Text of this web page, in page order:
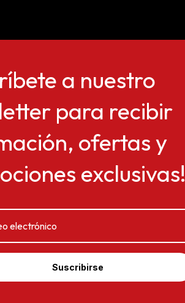
a nuestro
para recibir
ofertas y
exclusivas!
Suscribirse